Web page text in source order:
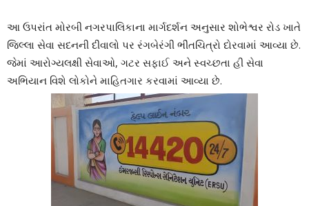
આ ઉપરાંત મોરબી નગરપાલિકાના માર્ગદર્શન અનુસાર શોભેશ્વર રોડ ખાતે
જિલ્લા સેવા સદનની દીવાલો પર રંગબેરંગી ભીંતચિત્રો દોરવામાં આવ્યા છે.
જેમાં આરોગ્યલક્ષી સેવાઓ, ગટર સફાઈ અને સ્વચ્છતા હી સેવા
અભિયાન વિશે લોકોને માહિતગાર કરવામાં આવ્યા છે.